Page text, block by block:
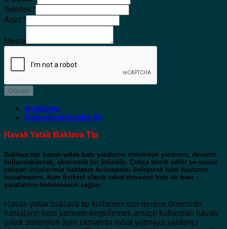
Telefon *
Adet *
Mesaj
Gönder
Açıklama
Değerlendirmeler (0)
Havalı Yatak Baklava Tip
Baklava tipi havalı yatak bası yaralarını önlemeye yardımcı, devamlı
kullanılabilecek, ekonomik bir üründür. Çokça tercih edilir ve sessiz
çalışan ürünlerimiz hastanın terlemesini önleyerek hem hastanın
bunalmasını, hem fiziksel olarak rahat etmesini hem de bası
yaralarının önlenmesini sağlar.
Havalı yatak baklava tip kullanımı son derece önemlidir,
hastaların bası yarasını engellemek amaçlı kullanılan havalı
yatak sistemleri aynı zamanda rahat yatmaya yardımcı